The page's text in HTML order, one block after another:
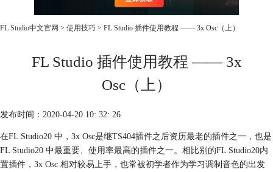
FL Studio中文官网 > 使用技巧 > FL Studio 插件使用教程 —— 3x Osc（上）
FL Studio 插件使用教程 —— 3x
Osc（上）
发布时间：2020-04-20 10: 32: 26
在FL Studio20 中，3x Osc是继TS404插件之后资历最老的插件之一，也是
FL Studio20 中最重要、使用率最高的插件之一。相比别的FL Studio20内
置插件，3x Osc 相对较易上手，也常被初学者作为学习调制音色的出发